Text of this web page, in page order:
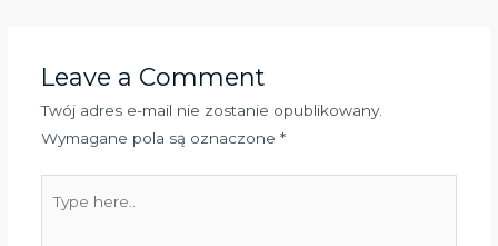
Leave a Comment
Twój adres e-mail nie zostanie opublikowany.
Wymagane pola są oznaczone *
here..